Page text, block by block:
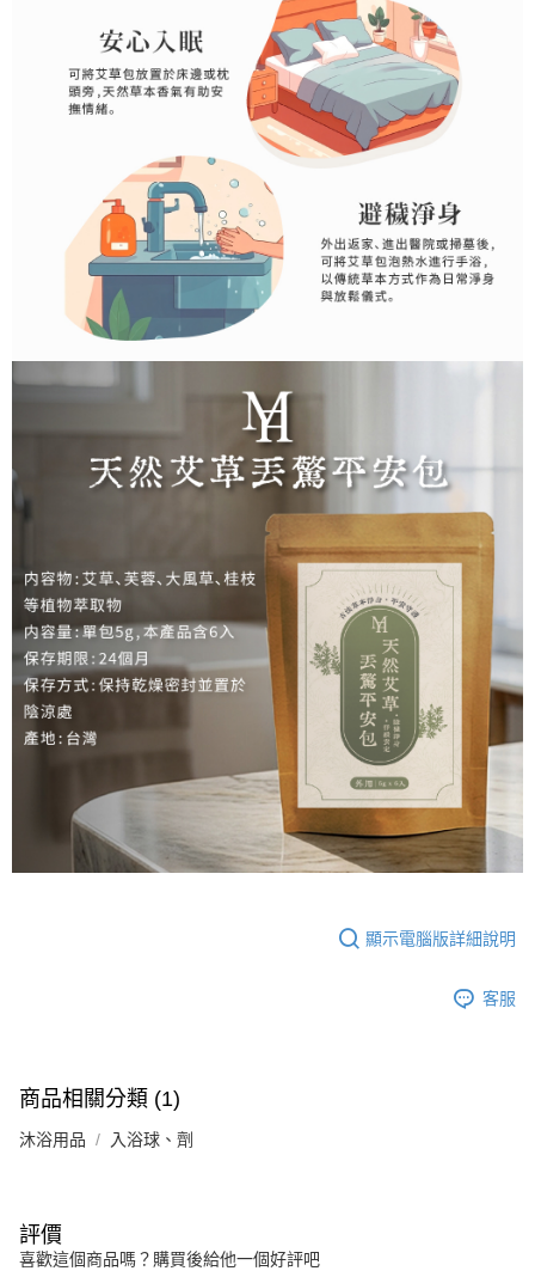
顯示電腦版詳細說明
客服
商品相關分類 (1)
沐浴用品 入浴球、劑
評價
喜歡這個商品嗎？購買後給他一個好評吧